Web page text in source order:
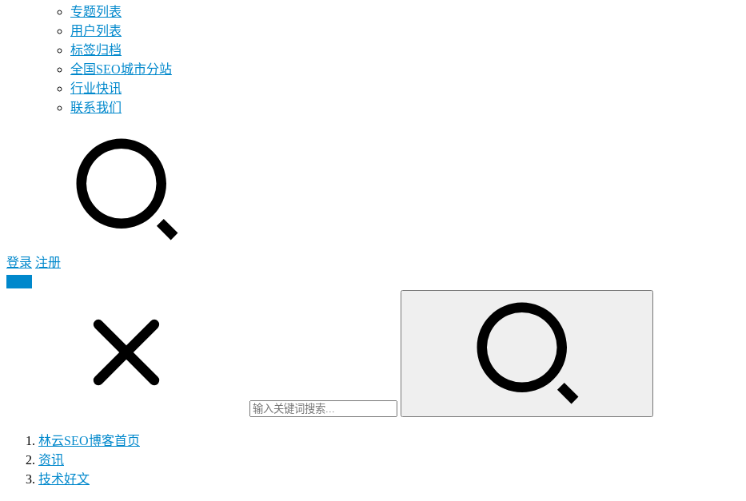
专题列表
用户列表
标签归档
全国SEO城市分站
行业快讯
联系我们
登录 注册
林云SEO博客首页
资讯
技术好文